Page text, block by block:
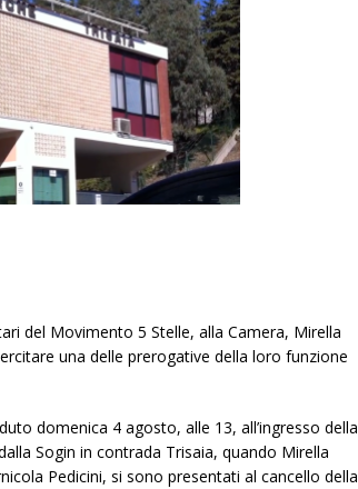
del Movimento 5 Stelle, alla Camera, Mirella
una delle prerogative della loro funzione
domenica 4 agosto, alle 13, all’ingresso della
Sogin in contrada Trisaia, quando Mirella
Pedicini, si sono presentati al cancello della